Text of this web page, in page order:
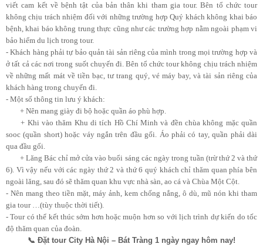
viết cam kết về bệnh tật của bản thân khi tham gia tour. Bên tổ chức tour
không chịu trách nhiệm đối với những trường hợp Quý khách không khai báo
bệnh, khai báo không trung thực cũng như các trường hợp nằm ngoài phạm vi
bảo hiểm du lịch trong tour.
- Khách hàng phải tự bảo quản tài sản riêng của mình trong mọi trường hợp và
ở tất cả các nơi trong suốt chuyến đi. Bên tổ chức tour không chịu trách nhiệm
về những mất mát về tiền bạc, tư trang quý, vé máy bay, và tài sản riêng của
khách hàng trong chuyến đi.
- Một số thông tin lưu ý khách:
+ Nên mang giày đi bộ hoặc quần áo phù hợp.
+ Khi vào thăm Khu di tích Hồ Chí Minh và đền chùa không mặc quần
sooc (quần short) hoặc váy ngắn trên đầu gối. Áo phải có tay, quần phải dài
qua đầu gối.
+ Lăng Bác chỉ mở cửa vào buổi sáng các ngày trong tuần (trừ thứ 2 và thứ
6). Vì vậy nếu với các ngày thứ 2 và thứ 6 quý khách chỉ thăm quan phía bên
ngoài lăng, sau đó sẽ thăm quan khu vực nhà sàn, ao cá và Chùa Một Cột.
- Nên mang theo tiền mặt, máy ảnh, kem chống nắng, ô dù, mũ nón khi tham
gia tour …(tùy thuộc thời tiết).
- Tour có thể kết thúc sớm hơn hoặc muộn hơn so với lịch trình dự kiến do tốc
độ thăm quan của đoàn.
📞 Đặt tour City Hà Nội – Bát Tràng 1 ngày ngay hôm nay!